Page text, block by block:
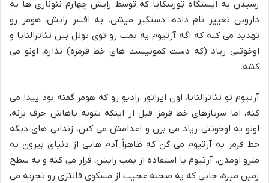
رسیدن به ایستگاه تِوِرسکایا که توسط رایش چهارم نئونازی ها به
داروین تغییر نام داده، دستگیر میشن. یه افسر رایش، هومر رو
تهدید می کنه که اگه آرتیوم یه بمب رو توی تونل بین تئاترالنایا و
اوخوتنی ریاد (که دست کمونیست های خط قرمزه) نذاره، اونو می
کشه.
آرتیوم تو تئاترالنایا، اون اپراتور رادیو رو که هومر گفته بود پیدا می
کنه، اما سربازهای خط قرمز قبل از اینکه بتونه باهاش حرف بزنه،
اونو به اوخوتنی ریاد می برن و اعدامش می کنن. زندانی های دیگه
خط قرمز به آرتیوم می گن که ظاهراً آدم هایی از دنیای بیرون به
مترو اومدن. آرتیوم با استفاده از بمب رایش، فرار می کنه و به سطح
زمین میره، جایی که یه صحنه عجیب از مسکوی فانتزی رو تجربه می